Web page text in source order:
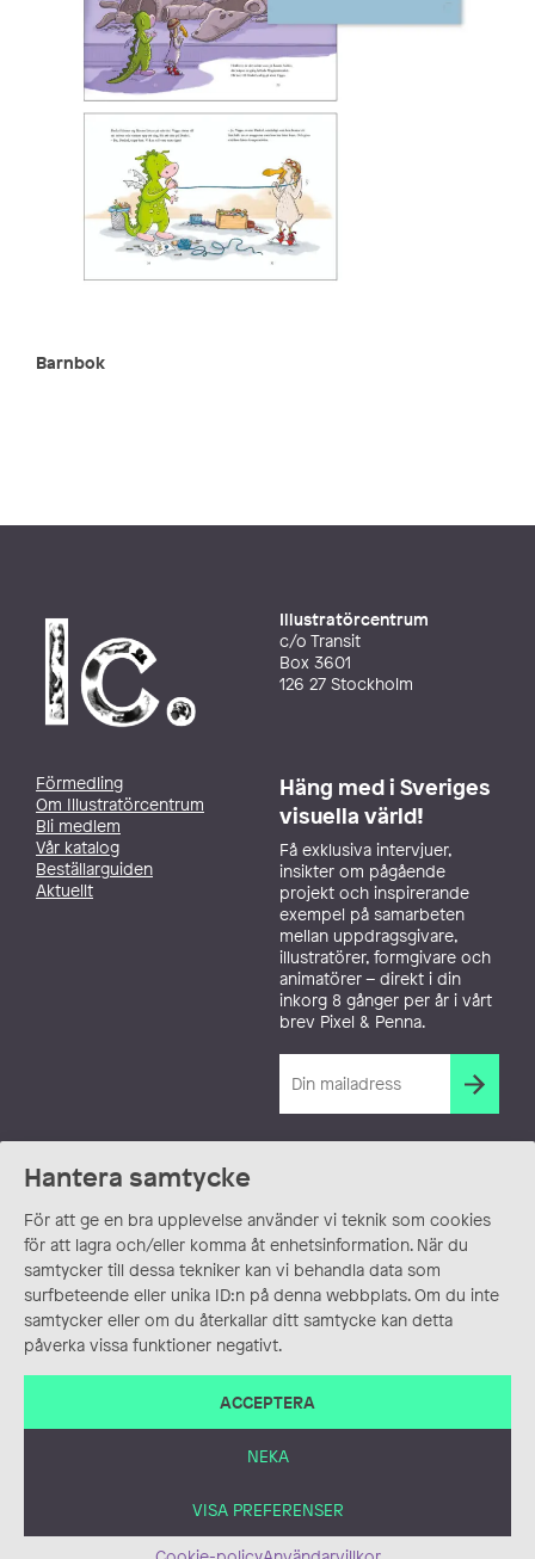
Hantera samtycke
För att ge en bra upplevelse använder vi teknik som cookies
för att lagra och/eller komma åt enhetsinformation. När du
samtycker till dessa tekniker kan vi behandla data som
surfbeteende eller unika ID:n på denna webbplats. Om du inte
samtycker eller om du återkallar ditt samtycke kan detta
påverka vissa funktioner negativt.
ACCEPTERA
NEKA
VISA PREFERENSER
Barnbok
Illustratörcentrum
c/o Transit
Box 3601
126 27 Stockholm
Förmedling
Om Illustratörcentrum
Bli medlem
Vår katalog
Beställarguiden
Aktuellt
Häng med i Sveriges
visuella värld!
Få exklusiva intervjuer,
insikter om pågående
projekt och inspirerande
exempel på samarbeten
mellan uppdragsgivare,
illustratörer, formgivare och
animatörer – direkt i din
inkorg 8 gånger per år i vårt
brev Pixel & Penna.